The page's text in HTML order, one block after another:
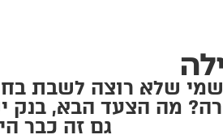
שלא רוצה לשבת
מה הצעד הבא, בנק
גם זה כבר